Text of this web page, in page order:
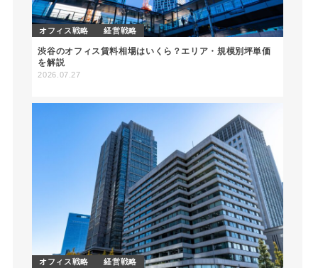
オフィス戦略 経営戦略
渋谷のオフィス賃料相場はいくら？エリア・規模別坪単価
を解説
2026.07.27
オフィス戦略 経営戦略